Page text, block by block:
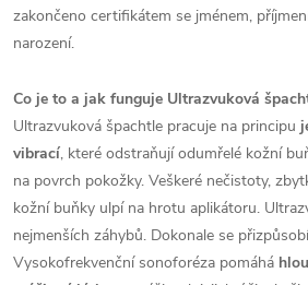
zakončeno certifikátem se jménem,
narození.
Co je to a jak funguje Ultrazvuková
Ultrazvuková špachtle pracuje na principu
vibrací, které odstraňují odumřelé kožní
na povrch pokožky. Veškeré nečistoty,
kožní buňky ulpí na hrotu aplikátoru.
nejmenších záhybů. Dokonale se
Vysokofrekvenční sonoforéza pomáhá